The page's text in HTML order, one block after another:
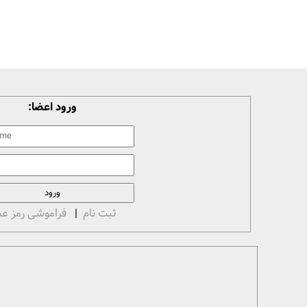
ورود اعضا:
ثبت نام | فراموشی رمز